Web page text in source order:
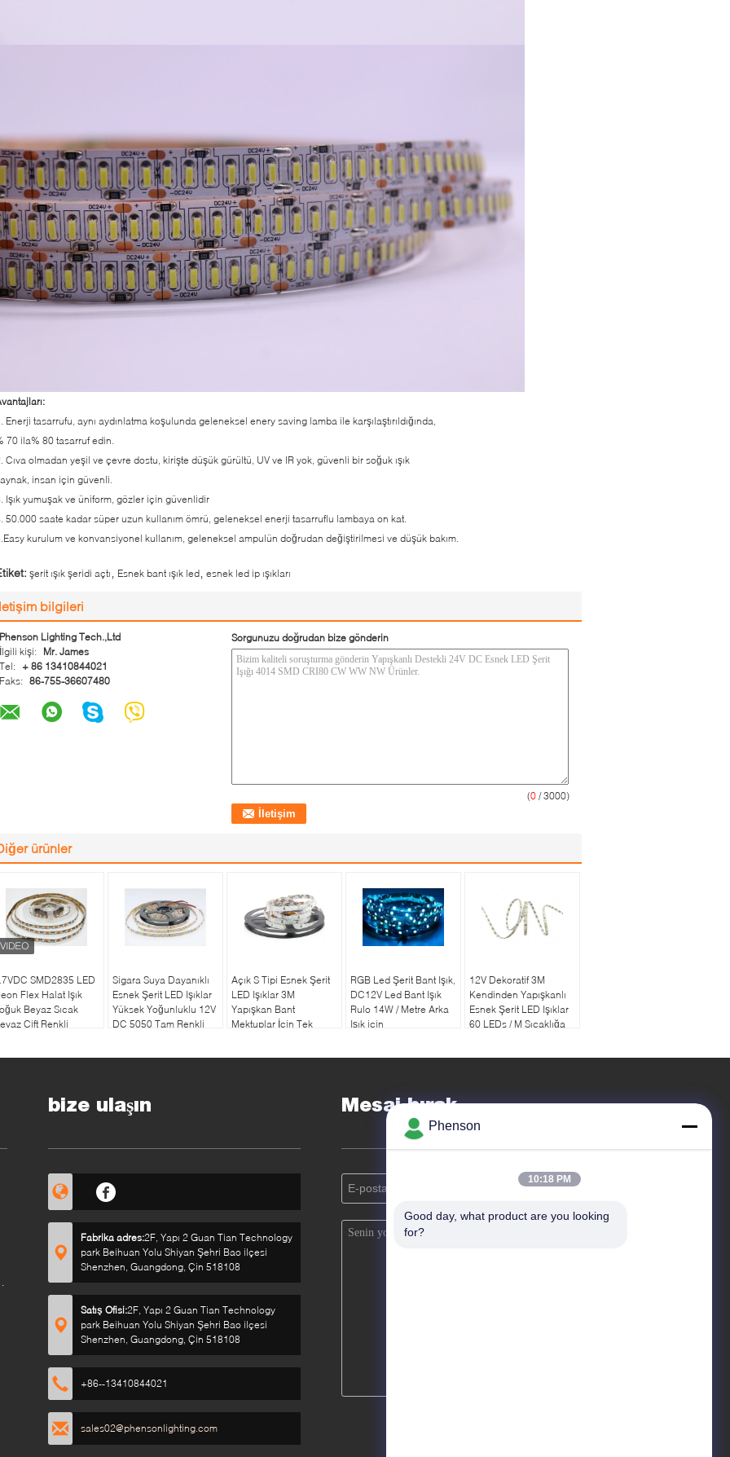
Enerji tasarrufu, aynı aydınlatma koşulunda geleneksel enery saving lamba ile karşılaştırıldığında,
70 ila% 80 tasarruf edin.
Cıva olmadan yeşil ve çevre dostu, kirişte düşük gürültü, UV ve IR yok, güvenli bir soğuk ışık
insan için güvenli.
Işık yumuşak ve üniform, gözler için güvenlidir
50.000 saate kadar süper uzun kullanım ömrü, geleneksel enerji tasarruflu lambaya on kat.
kurulum ve konvansiyonel kullanım, geleneksel ampulün doğrudan değiştirilmesi ve düşük bakım.
şerit ışık şeridi açtı Esnek bant ışık led esnek led ip ışıkları
bilgileri
Phenson Lighting Tech.,Ltd
İlgili kişi:
Mr. James
Tel:
+ 86 13410844021
Faks: 86-755-36607480
Sorgunuzu doğrudan bize gönderin
(0 / 3000)
ürünler
SMD2835 LED
Flex Halat Işık
Beyaz Sıcak
Çift Renkli
Sigara Suya Dayanıklı
Esnek Şerit LED Işıklar
Yüksek Yoğunluklu 12V
DC 5050 Tam Renkli
Açık S Tipi Esnek Şerit
LED Işıklar 3M
Yapışkan Bant
Mektuplar İçin Tek
RGB Led Şerit Bant Işık,
DC12V Led Bant Işık
Rulo 14W / Metre Arka
Işık için
12V Dekoratif 3M
Kendinden Yapışkanlı
Esnek Şerit LED Işıklar
60 LEDs / M Sıcaklığa
bize ulaşın
Fabrika adres:2F, Yapı 2 Guan Tian Technology
park Beihuan Yolu Shiyan Şehri Bao ilçesi
Shenzhen, Guangdong, Çin 518108
Satış Ofisi:2F, Yapı 2 Guan Tian Technology
park Beihuan Yolu Shiyan Şehri Bao ilçesi
Shenzhen, Guangdong, Çin 518108
+86--13410844021
sales02@phensonlighting.com
Mesaj bırak
Phenson
10:18 PM
Good day, what product are you looking
for?